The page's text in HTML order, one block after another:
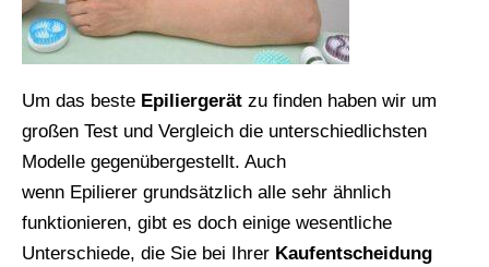
Um das beste Epiliergerät zu finden haben wir um
großen Test und Vergleich die unterschiedlichsten
Modelle gegenübergestellt. Auch
wenn Epilierer grundsätzlich alle sehr ähnlich
funktionieren, gibt es doch einige wesentliche
Unterschiede, die Sie bei Ihrer Kaufentscheidung